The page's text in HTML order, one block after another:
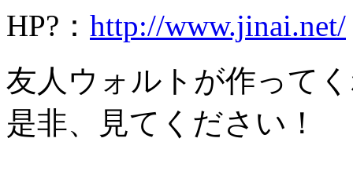
HP?： http://www.jinai.net/
友人ウォルトが作って
是非、見てください！